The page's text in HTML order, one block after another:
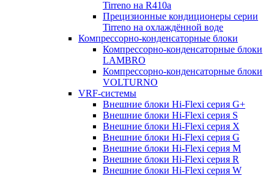
Tirreno на R410a
Прецизионные кондиционеры серии
Tirreno на охлаждённой воде
Компрессорно-конденсаторные блоки
Компрессорно-конденсаторные блоки
LAMBRO
Компрессорно-конденсаторные блоки
VOLTURNO
VRF-системы
Внешние блоки Hi-Flexi серия G+
Внешние блоки Hi-Flexi серия S
Внешние блоки Hi-Flexi серия X
Внешние блоки Hi-Flexi серия G
Внешние блоки Hi-Flexi серия M
Внешние блоки Hi-Flexi серия R
Внешние блоки Hi-Flexi серия W